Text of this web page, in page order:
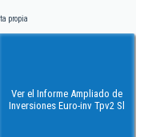
propia
Ver el Informe Ampliado de
Inversiones Euro-inv Tpv2 Sl